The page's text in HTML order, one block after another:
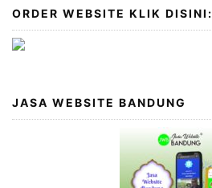
ORDER WEBSITE KLIK DISINI:
JASA WEBSITE BANDUNG